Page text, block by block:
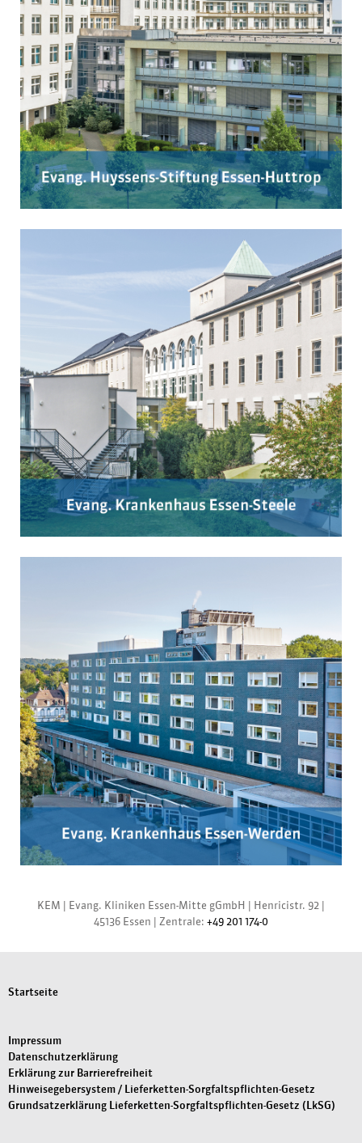
KEM | Evang. Kliniken Essen-Mitte gGmbH | Henricistr. 92 |
45136 Essen | Zentrale: +49 201 174-0
Startseite
Impressum
Datenschutzerklärung
Erklärung zur Barrierefreiheit
Hinweisegebersystem / Lieferketten-Sorgfaltspflichten-Gesetz
Grundsatzerklärung Lieferketten-Sorgfaltspflichten-Gesetz (LkSG)